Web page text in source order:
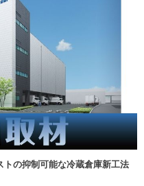
トの抑制可能な冷蔵倉庫新工法